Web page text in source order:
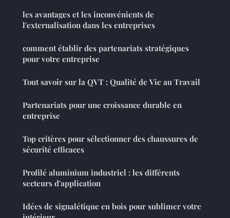
les avantages et les inconvénients de
l'externalisation dans les entreprises
comment établir des partenariats stratégiques
pour votre entreprise
Tout savoir sur la QVT : Qualité de Vie au Travail
Partenariats pour une croissance durable en
entreprise
Top critères pour sélectionner des chaussures de
sécurité efficaces
Profilé aluminium industriel : les différents
secteurs d'application
Idées de signalétique en bois pour sublimer votre